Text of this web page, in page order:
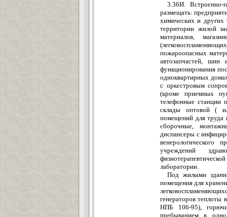
3.36И. Встроенно-
размещать:
химических и других
территории жилой
материалов,
пожароопасных
автозапчастей,
функционирования
одноквартирных
с оркестровым
(кроме приемных
телефонные
склады оптовой (
помещений для труда
сборочные,
диспансеры с
венерологического
учреждений
лаборатории.
Под жилыми
помещения для
генераторов теплоты
НПБ 106-95),
пребыванием в